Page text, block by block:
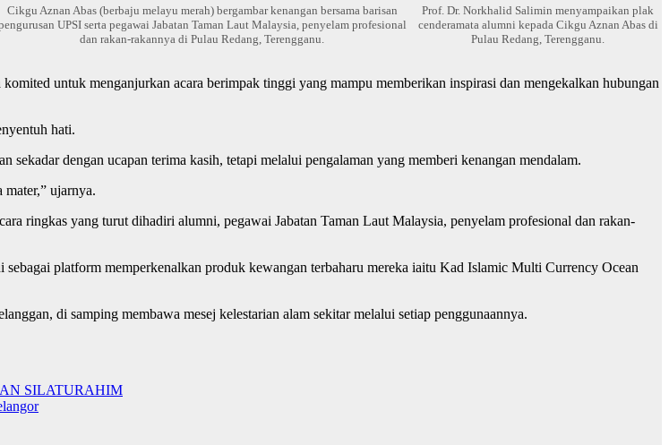
Cikgu Aznan Abas (berbaju melayu merah) bergambar kenangan bersama barisan
UPSI serta pegawai Jabatan Taman Laut Malaysia, penyelam profesional
dan rakan-rakannya di Pulau Redang, Terengganu.
Prof. Dr. Norkhalid Salimin menyampaikan plak
cenderamata alumni kepada Cikgu Aznan Abas di
Pulau Redang, Terengganu.
untuk menganjurkan acara berimpak tinggi yang mampu memberikan inspirasi dan mengekalkan hubungan
hati.
dengan ucapan terima kasih, tetapi melalui pengalaman yang memberi kenangan mendalam.
mater,” ujarnya.
ringkas yang turut dihadiri alumni, pegawai Jabatan Taman Laut Malaysia, penyelam profesional dan rakan-
platform memperkenalkan produk kewangan terbaharu mereka iaitu Kad Islamic Multi Currency Ocean
di samping membawa mesej kelestarian alam sekitar melalui setiap penggunaannya.
SILATURAHIM